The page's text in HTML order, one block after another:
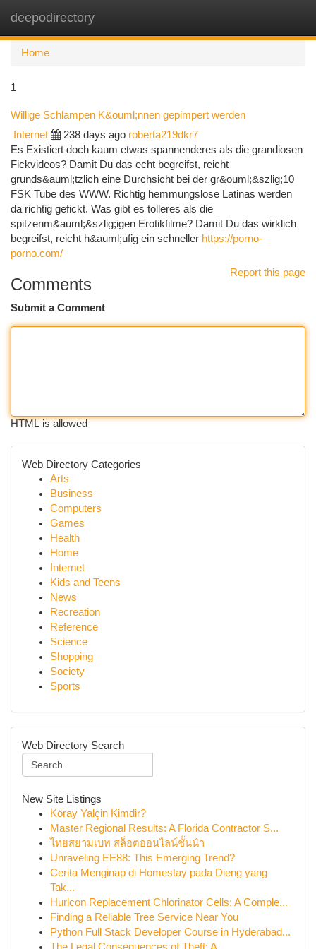
deepodirectory
Home
1
Willige Schlampen K&ouml;nnen gepimpert werden
Internet 238 days ago roberta219dkr7
Es Existiert doch kaum etwas spannenderes als die grandiosen
Fickvideos? Damit Du das echt begreifst, reicht
grunds&auml;tzlich eine Durchsicht bei der gr&ouml;&szlig;10
FSK Tube des WWW. Richtig hemmungslose Latinas werden
da richtig gefickt. Was gibt es tolleres als die
spitzenm&auml;&szlig;igen Erotikfilme? Damit Du das wirklich
begreifst, reicht h&auml;ufig ein schneller https://porno-
porno.com/
Report this page
Comments
Submit a Comment
HTML is allowed
Web Directory Categories
Arts
Business
Computers
Games
Health
Home
Internet
Kids and Teens
News
Recreation
Reference
Science
Shopping
Society
Sports
Web Directory Search
New Site Listings
Köray Yalçin Kimdir?
Master Regional Results: A Florida Contractor S...
ไทยสยามเบท สล็อตออนไลน์ชั้นนำ
Unraveling EE88: This Emerging Trend?
Cerita Menginap di Homestay pada Dieng yang
Tak...
Hurlcon Replacement Chlorinator Cells: A Comple...
Finding a Reliable Tree Service Near You
Python Full Stack Developer Course in Hyderabad...